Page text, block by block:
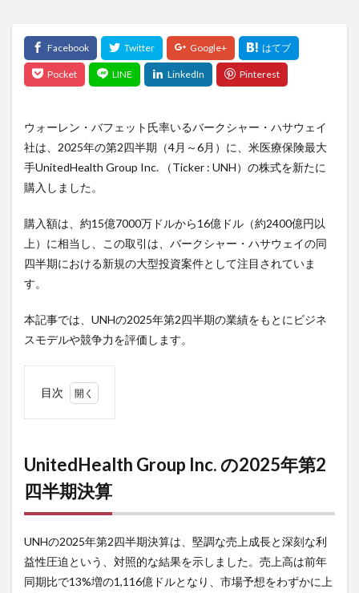
ウォーレン・バフェット氏率いるバークシャー・ハサウェイ
社は、2025年の第2四半期（4月～6月）に、米医療保険最大
手UnitedHealth Group Inc. （Ticker : UNH）の株式を新たに
購入しました。
購入額は、約15億7000万ドルから16億ドル（約2400億円以
上）に相当し、この取引は、バークシャー・ハサウェイの同
四半期における新規の大型投資案件として注目されていま
す。
本記事では、UNHの2025年第2四半期の業績をもとにビジネ
スモデルや競争力を評価します。
目次
2025年第2四
半期決算
2
企業
要：
デュ
ル・
UnitedHealth Group Inc. の2025年第2
四半期決算
UNHの2025年第2四半期決算は、堅調な売上成長と深刻な利
益性圧迫という、対照的な結果を示しました。売上高は前年
同期比で13%増の1,116億ドルとなり、市場予想をわずかに上